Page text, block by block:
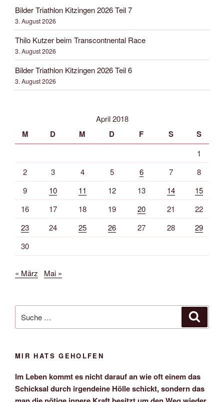
Bilder Triathlon Kitzingen 2026 Teil 7
3. August 2026
Thilo Kutzer beim Transcontnental Race
3. August 2026
Bilder Triathlon Kitzingen 2026 Teil 6
3. August 2026
April 2018
M D M D F S S
1
2
3 4 5 6 7
8
9
10 11 12 13 14
15
16
17 18 19 20 21
22
23
24 25 26 27 28
29
30
« März Mai »
nach:
MIR HATS GEHOLFEN
Im Leben kommt es nicht darauf an wie oft einem das
Schicksal durch irgendeine Hölle schickt, sondern das